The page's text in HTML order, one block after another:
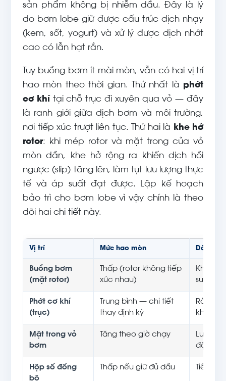
sản phẩm không bị nhiễm dầu. Đây là lý
do bơm lobe giữ được cấu trúc dịch nhạy
(kem, sốt, yogurt) và xử lý được dịch nhớt
cao có lẫn hạt rắn.
Tuy buồng bơm ít mài mòn, vẫn có hai vị trí
hao mòn theo thời gian. Thứ nhất là phớt
cơ khí tại chỗ trục đi xuyên qua vỏ — đây
là ranh giới giữa dịch bơm và môi trường,
nơi tiếp xúc trượt liên tục. Thứ hai là
khe hở
rotor: khi mép rotor và mặt trong của vỏ
mòn dần, khe hở rộng ra khiến dịch hồi
ngược (slip) tăng lên, làm tụt lưu lượng thực
tế và áp suất đạt được. Lập kế hoạch
bảo trì cho bơm lobe vì vậy chính là theo
dõi hai chi tiết này.
Vị trí Mức hao mòn Dấu
Buồng bơm
(mặt rotor)
Thấp (rotor không tiếp
xúc nhau)
Khe hở
suất
Phớt cơ khí
(trục)
Trung bình — chi tiết
thay định kỳ
Rò rỉ
khi
Mặt trong vỏ
bơm
Tăng theo giờ chạy
Lưu
độ
Hộp số đồng
bộ
Thấp nếu giữ đủ dầu Tiếng